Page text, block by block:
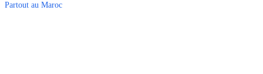
Partout au Maroc